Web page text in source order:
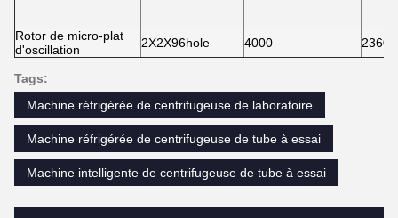
Rotor de micro-plat
d'oscillation
2X2X96hole 4000 2360
Tags:
Machine réfrigérée de centrifugeuse de laboratoire
Machine réfrigérée de centrifugeuse de tube à essai
Machine intelligente de centrifugeuse de tube à essai